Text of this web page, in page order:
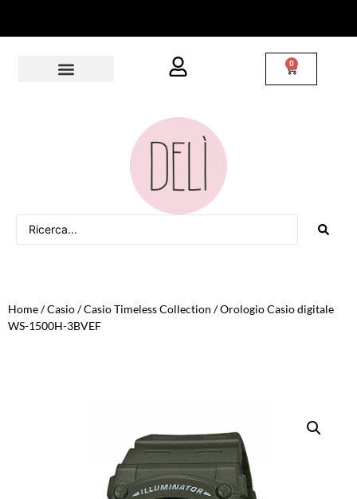
0
Home/Casio/Casio Timeless Collection / Orologio Casio digitale
WS-1500H-3BVEF